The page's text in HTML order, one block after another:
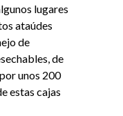
lugares
ataúdes
de
de
unos 200
estas cajas